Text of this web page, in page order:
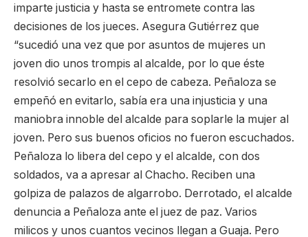
imparte justicia y hasta se entromete contra las
decisiones de los jueces. Asegura Gutiérrez que
“sucedió una vez que por asuntos de mujeres un
joven dio unos trompis al alcalde, por lo que éste
resolvió secarlo en el cepo de cabeza. Peñaloza se
empeñó en evitarlo, sabía era una injusticia y una
maniobra innoble del alcalde para soplarle la mujer al
joven. Pero sus buenos oficios no fueron escuchados.
Peñaloza lo libera del cepo y el alcalde, con dos
soldados, va a apresar al Chacho. Reciben una
golpiza de palazos de algarrobo. Derrotado, el alcalde
denuncia a Peñaloza ante el juez de paz. Varios
milicos y unos cuantos vecinos llegan a Guaja. Pero